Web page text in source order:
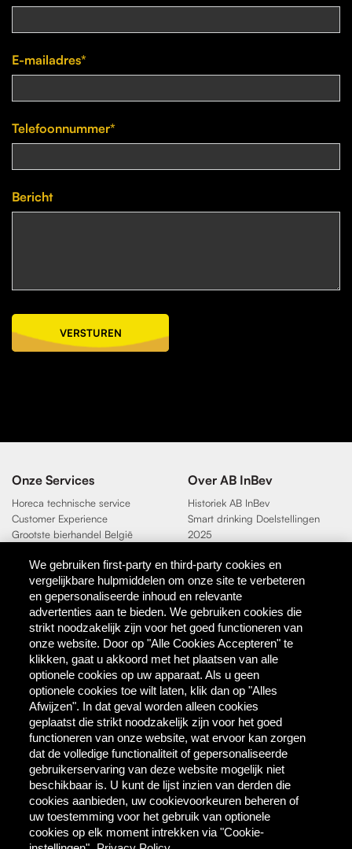
E-mailadres*
Telefoonnummer*
Bericht
VERSTUREN
Onze Services
Horeca technische service
Customer Experience
Grootste bierhandel België
Over AB InBev
Historiek AB InBev
Smart drinking Doelstellingen
2025
Contact
AB InBev
Direct Contact
Tools & Partners
Downloadcentrum
TaDa - digitale coupons
BEES Delivery - dranken
groothandel
Direct bestellen
MYBEES.BE
We gebruiken first-party en third-party cookies en
vergelijkbare hulpmiddelen om onze site te verbeteren
en gepersonaliseerde inhoud en relevante
advertenties aan te bieden. We gebruiken cookies die
strikt noodzakelijk zijn voor het goed functioneren van
onze website. Door op "Alle Cookies Accepteren" te
klikken, gaat u akkoord met het plaatsen van alle
optionele cookies op uw apparaat. Als u geen
optionele cookies toe wilt laten, klik dan op "Alles
Afwijzen". In dat geval worden alleen cookies
geplaatst die strikt noodzakelijk zijn voor het goed
functioneren van onze website, wat ervoor kan zorgen
dat de volledige functionaliteit of gepersonaliseerde
gebruikerservaring van deze website mogelijk niet
beschikbaar is. U kunt de lijst inzien van derden die
cookies aanbieden, uw cookievoorkeuren beheren of
uw toestemming voor het gebruik van optionele
cookies op elk moment intrekken via "Cookie-